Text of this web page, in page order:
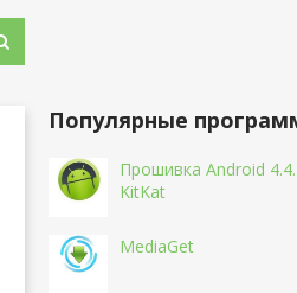
Популярные
Прошивка Android
KitKat
MediaGet